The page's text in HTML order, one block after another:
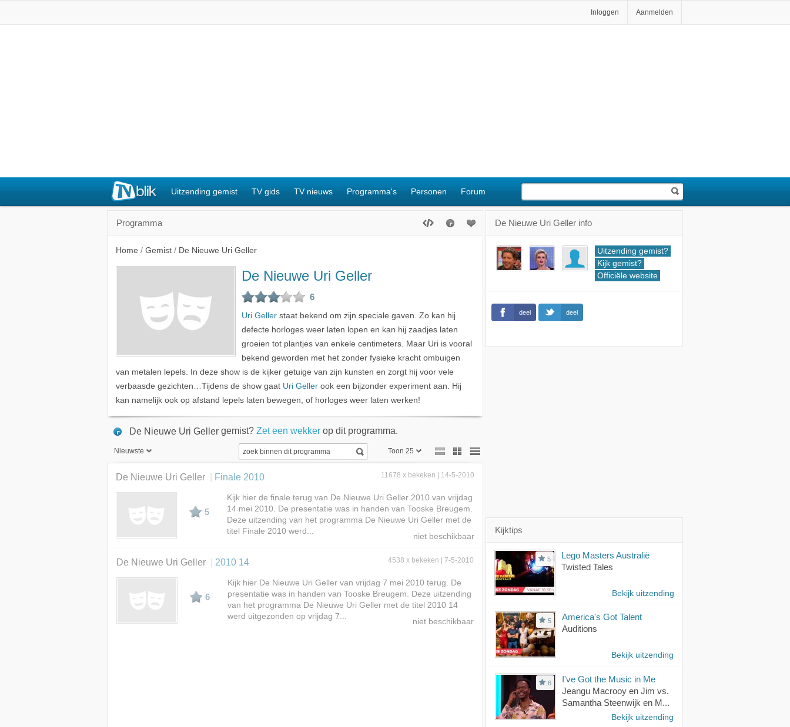
Inloggen Aanmelden
Uitzending gemist TV gids TV nieuws Programma's Personen Forum
Programma
Home / Gemist / De Nieuwe Uri Geller
De Nieuwe Uri Geller
6
Uri Geller staat bekend om zijn speciale gaven. Zo kan hij
defecte horloges weer laten lopen en kan hij zaadjes laten
groeien tot plantjes van enkele centimeters. Maar Uri is vooral
bekend geworden met het zonder fysieke kracht ombuigen
van metalen lepels. In deze show is de kijker getuige van zijn kunsten en zorgt hij voor vele
verbaasde gezichten…Tijdens de show gaat Uri Geller ook een bijzonder experiment aan. Hij
kan namelijk ook op afstand lepels laten bewegen, of horloges weer laten werken!
De Nieuwe Uri Geller gemist? Zet een wekker op dit programma.
Nieuwste
Meest bekeken
Toon 25
Toon 75
De Nieuwe Uri Geller Finale 2010 11678 x bekeken | 14-5-2010
5
Kijk hier de finale terug van De Nieuwe Uri Geller 2010 van vrijdag
14 mei 2010. De presentatie was in handen van Tooske Breugem.
Deze uitzending van het programma De Nieuwe Uri Geller met de
titel Finale 2010 werd...
De Nieuwe Uri Geller 2010 14 4538 x bekeken | 7-5-2010
6
Kijk hier De Nieuwe Uri Geller van vrijdag 7 mei 2010 terug. De
presentatie was in handen van Tooske Breugem. Deze uitzending
van het programma De Nieuwe Uri Geller met de titel 2010 14
werd uitgezonden op vrijdag 7...
De Nieuwe Uri Geller info
Uitzending gemist?
Kijk gemist?
Officiële website
deel deel
Kijktips
5
Lego Masters Australië
Twisted Tales
Bekijk uitzending
5
America's Got Talent
Auditions
Bekijk uitzending
6
I've Got the Music in Me
Jeangu Macrooy en Jim vs.
Samantha Steenwijk en M...
Bekijk uitzending